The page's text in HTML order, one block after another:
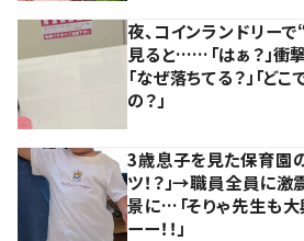
夜、コインランドリー
見ると……「はぁ？」衝撃
「なぜ落ちてる？」「ど
の？」
3歳息子を見た保育園
ツ！？」→職員全員に
景に…「そりゃ先生も大
ーー！！」